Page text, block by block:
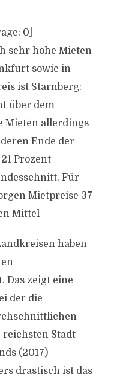
0]
sehr hohe Mieten
sowie in
ist Starnberg:
über dem
Mieten allerdings
Ende der
Prozent
Für
Mietpreise 37
Mittel
haben
Das zeigt eine
der die
Stadt-
(2017)
drastisch ist das